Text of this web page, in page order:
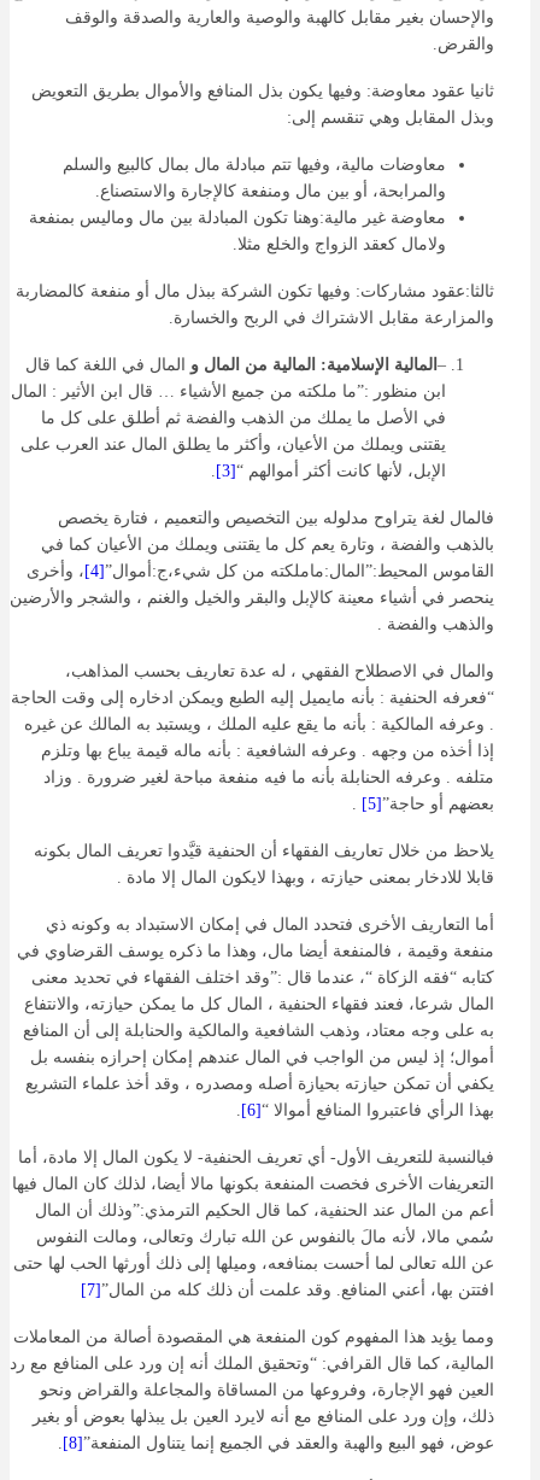
والإحسان بغير مقابل كالهبة والوصية والعارية والصدقة والوقف
والقرض.
ثانيا عقود معاوضة: وفيها يكون بذل المنافع والأموال بطريق التعويض
وبذل المقابل وهي تنقسم إلى:
معاوضات مالية، وفيها تتم مبادلة مال بمال كالبيع والسلم
والمرابحة، أو بين مال ومنفعة كالإجارة والاستصناع.
معاوضة غير مالية:وهنا تكون المبادلة بين مال وماليس بمنفعة
ولامال كعقد الزواج والخلع مثلا.
ثالثا:عقود مشاركات: وفيها تكون الشركة ببذل مال أو منفعة كالمضاربة
والمزارعة مقابل الاشتراك في الربح والخسارة.
– المالية الإسلامية: المالية من المال و المال في اللغة كما قال
ابن منظور :”ما ملكته من جميع الأشياء … قال ابن الأثير : المال
في الأصل ما يملك من الذهب والفضة ثم أطلق على كل ما
يقتنى ويملك من الأعيان، وأكثر ما يطلق المال عند العرب على
الإبل، لأنها كانت أكثر أموالهم “[3]
فالمال لغة يتراوح مدلوله بين التخصيص والتعميم ، فتارة يخصص
بالذهب والفضة ، وتارة يعم كل ما يقتنى ويملك من الأعيان كما في
القاموس المحيط:”المال:ماملكته من كل شيء،ج:أموال”[4]
، وأخرى
ينحصر في أشياء معينة كالإبل والبقر والخيل والغنم ، والشجر والأرضين
والذهب والفضة .
والمال في الاصطلاح الفقهي ، له عدة تعاريف بحسب المذاهب،
“فعرفه الحنفية : بأنه مايميل إليه الطبع ويمكن ادخاره إلى وقت الحاجة
. وعرفه المالكية : بأنه ما يقع عليه الملك ، ويستبد به المالك عن غيره
إذا أخذه من وجهه . وعرفه الشافعية : بأنه ماله قيمة يباع بها وتلزم
متلفه . وعرفه الحنابلة بأنه ما فيه منفعة مباحة لغير ضرورة . وزاد
بعضهم أو حاجة”[5]
يلاحظ من خلال تعاريف الفقهاء أن الحنفية قيَّدوا تعريف المال بكونه
قابلا للادخار بمعنى حيازته ، وبهذا لايكون المال إلا مادة .
أما التعاريف الأخرى فتحدد المال في إمكان الاستبداد به وكونه ذي
منفعة وقيمة ، فالمنفعة أيضا مال، وهذا ما ذكره يوسف القرضاوي في
كتابه “فقه الزكاة “، عندما قال :”وقد اختلف الفقهاء في تحديد معنى
المال شرعا، فعند فقهاء الحنفية ، المال كل ما يمكن حيازته، والانتفاع
به على وجه معتاد، وذهب الشافعية والمالكية والحنابلة إلى أن المنافع
أموال؛ إذ ليس من الواجب في المال عندهم إمكان إحرازه بنفسه بل
يكفي أن تمكن حيازته بحيازة أصله ومصدره ، وقد أخذ علماء التشريع
بهذا الرأي فاعتبروا المنافع أموالا “[6]
فبالنسبة للتعريف الأول- أي تعريف الحنفية- لا يكون المال إلا مادة، أما
التعريفات الأخرى فخصت المنفعة بكونها مالا أيضا، لذلك كان المال فيها
أعم من المال عند الحنفية، كما قال الحكيم الترمذي:”وذلك أن المال
سُمي مالا، لأنه مالَ بالنفوس عن الله تبارك وتعالى، ومالت النفوس
عن الله تعالى لما أحست بمنافعه، وميلها إلى ذلك أورثها الحب لها حتى
افتتن بها، أعني المنافع. وقد علمت أن ذلك كله من المال”[7]
ومما يؤيد هذا المفهوم كون المنفعة هي المقصودة أصالة من المعاملات
المالية، كما قال القرافي: “وتحقيق الملك أنه إن ورد على المنافع مع رد
العين فهو الإجارة، وفروعها من المساقاة والمجاعلة والقراض ونحو
ذلك، وإن ورد على المنافع مع أنه لايرد العين بل يبذلها بعوض أو بغير
عوض، فهو البيع والهبة والعقد في الجميع إنما يتناول المنفعة”[8]